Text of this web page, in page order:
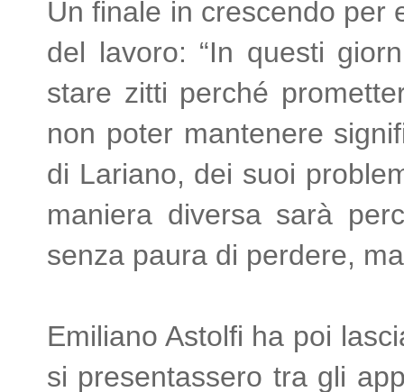
Un finale in crescendo per
del lavoro: “In questi
stare zitti perché
non poter mantenere
di Lariano, dei suoi
maniera diversa sarà
senza paura di perdere,
Emiliano Astolfi ha poi
si presentassero tra gli